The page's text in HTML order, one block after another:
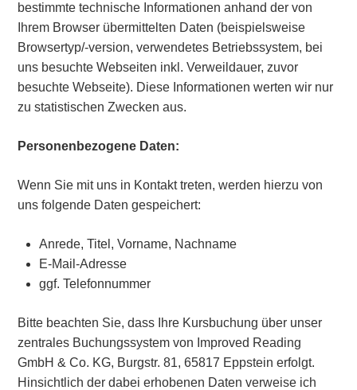
bestimmte technische Informationen anhand der von
Ihrem Browser übermittelten Daten (beispielsweise
Browsertyp/-version, verwendetes Betriebssystem, bei
uns besuchte Webseiten inkl. Verweildauer, zuvor
besuchte Webseite). Diese Informationen werten wir nur
zu statistischen Zwecken aus.
Personenbezogene Daten:
Wenn Sie mit uns in Kontakt treten, werden hierzu von
uns folgende Daten gespeichert:
Anrede, Titel, Vorname, Nachname
E-Mail-Adresse
ggf. Telefonnummer
Bitte beachten Sie, dass Ihre Kursbuchung über unser
zentrales Buchungssystem von Improved Reading
GmbH & Co. KG, Burgstr. 81, 65817 Eppstein erfolgt.
Hinsichtlich der dabei erhobenen Daten verweise ich